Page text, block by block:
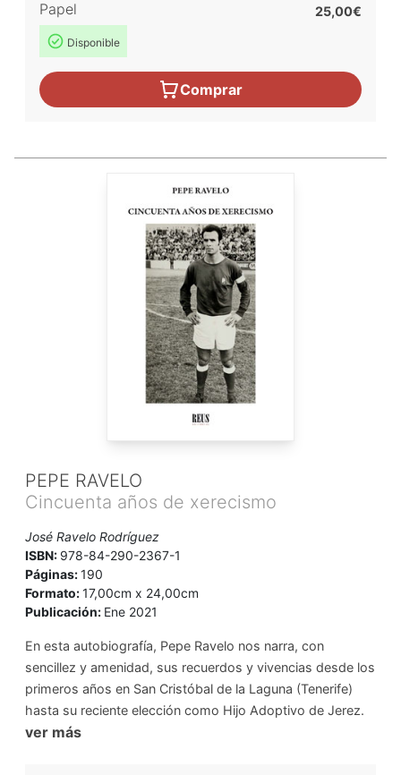
Papel
Disponible
25,00€
Comprar
PEPE RAVELO
Cincuenta años de xerecismo
José Ravelo Rodríguez
ISBN: 978-84-290-2367-1
Páginas:190
Formato:17,00cm x 24,00cm
Publicación: Ene 2021
En esta autobiografía, Pepe Ravelo nos narra, con
sencillez y amenidad, sus recuerdos y vivencias desde los
primeros años en San Cristóbal de la Laguna (Tenerife)
hasta su reciente elección como Hijo Adoptivo de Jerez.
ver más